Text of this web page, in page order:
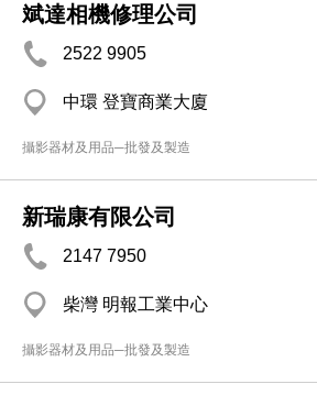
斌達相機修理公司
2522 9905
中環 登寶商業大廈
攝影器材及用品─批發及製造
新瑞康有限公司
2147 7950
柴灣 明報工業中心
攝影器材及用品─批發及製造